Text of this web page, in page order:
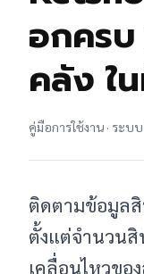
อกคร
คลัง ใ
คู่มือการใช้งาน · ระบ
ติดตามข้อมูล
ตั้งแต่จำนวนสิ
เคลื่อนไหวขอ